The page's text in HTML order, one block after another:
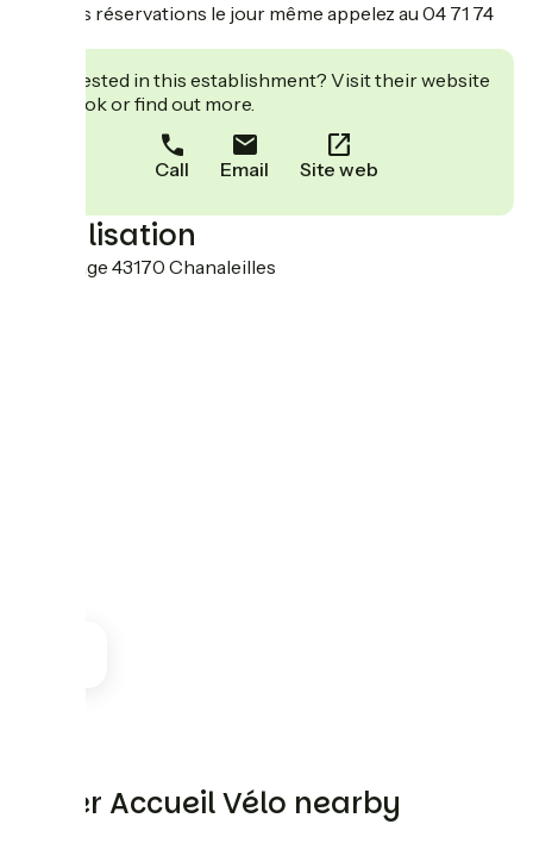
Pour les réservations le jour même appelez au 04 71 74
Interested in this establishment? Visit their website
to book or find out more.
Call Email Site web
Localisation
le sauvage 43170 Chanaleilles
Other Accueil Vélo nearby